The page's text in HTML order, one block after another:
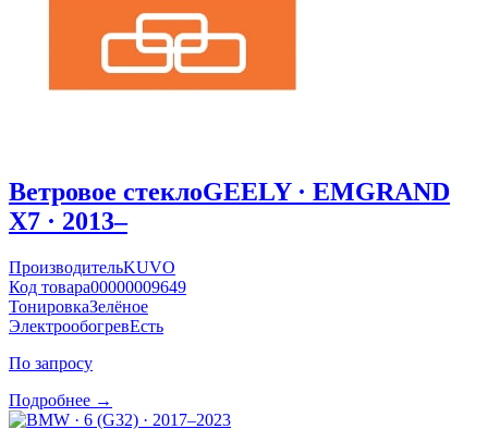
Ветровое стеклоGEELY · EMGRAND
X7 · 2013–
ПроизводительKUVO
Код товара00000009649
ТонировкаЗелёное
ЭлектрообогревЕсть
По запросу
Подробнее →